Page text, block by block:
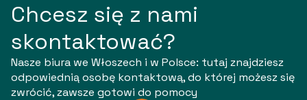
Chcesz się z nami
skontaktować?
Nasze biura we Włoszech i w Polsce: tutaj znajdziesz
odpowiednią osobę kontaktową, do której możesz się
zwrócić, zawsze gotowi do pomocy